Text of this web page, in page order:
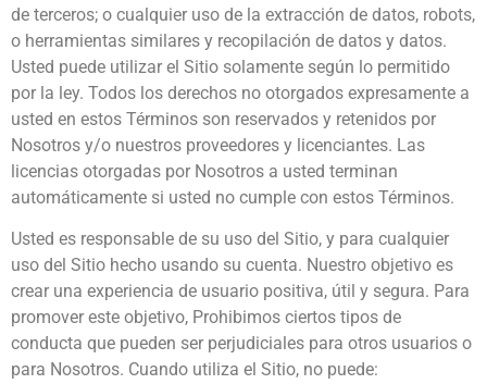
de terceros; o cualquier uso de la extracción de datos, robots,
o herramientas similares y recopilación de datos y datos.
Usted puede utilizar el Sitio solamente según lo permitido
por la ley. Todos los derechos no otorgados expresamente a
usted en estos Términos son reservados y retenidos por
Nosotros y/o nuestros proveedores y licenciantes. Las
licencias otorgadas por Nosotros a usted terminan
automáticamente si usted no cumple con estos Términos.
Usted es responsable de su uso del Sitio, y para cualquier
uso del Sitio hecho usando su cuenta. Nuestro objetivo es
crear una experiencia de usuario positiva, útil y segura. Para
promover este objetivo, Prohibimos ciertos tipos de
conducta que pueden ser perjudiciales para otros usuarios o
para Nosotros. Cuando utiliza el Sitio, no puede: